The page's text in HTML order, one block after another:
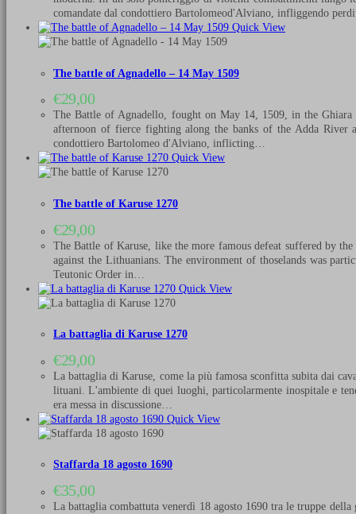
comandate dal condottiero Bartolomeod'Alviano, infliggendo
Quick View
The battle of Agnadello – 14 May 1509
€29,00
The Battle of Agnadello, fought on May 14, 1509, in the
afternoon of fierce fighting along the banks of the Adda River
condottiero Bartolomeo d'Alviano, inflicting…
Quick View
The battle of Karuse 1270
€29,00
The Battle of Karuse, like the more famous defeat suffered by
against the Lithuanians. The environment of thoselands was
Teutonic Order in…
Quick View
La battaglia di Karuse 1270
€29,00
La battaglia di Karuse, come la più famosa sconfitta subita dai
lituani. L'ambiente di quei luoghi, particolarmente inospitale e
era messa in discussione…
Quick View
Staffarda 18 agosto 1690
€35,00
La battaglia combattuta venerdì 18 agosto 1690 tra le truppe